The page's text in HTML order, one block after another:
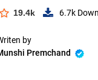
19.4k 6.7k
by
Premchand